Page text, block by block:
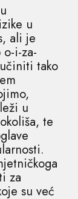
u
ali je
i-za-
tako
u
te
za
su već